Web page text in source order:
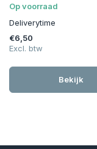
Op voorraad
Deliverytime
€6,50
Excl. btw
Bekijk